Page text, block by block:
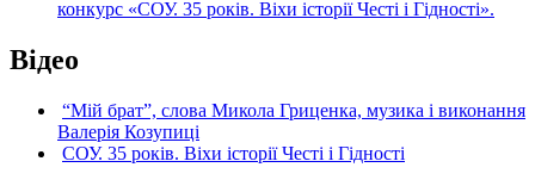
конкурс «СОУ. 35 років. Віхи історії Честі і Гідності».
Відео
“Мій брат”, слова Микола Гриценка, музика і виконання
Валерія Козупиці
СОУ. 35 років. Віхи історії Честі і Гідності